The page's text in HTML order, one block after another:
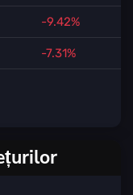
-9.42%
-7.31%